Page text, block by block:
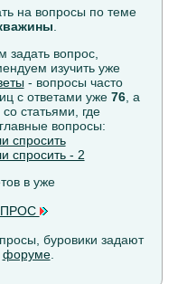
на вопросы по теме
вопрос,
изучить уже
- вопросы часто
с ответами уже 76, а
статьями, где
вопросы:
спросить
спросить - 2
в уже
буровики задают
форуме.